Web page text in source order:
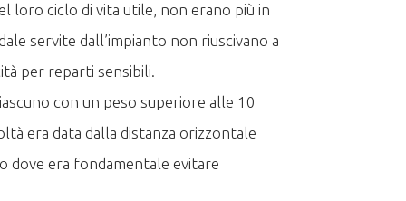
loro ciclo di vita utile, non erano più in
servite dall’impianto non riuscivano a
per reparti sensibili.
con un peso superiore alle 10
era data dalla distanza orizzontale
dove era fondamentale evitare